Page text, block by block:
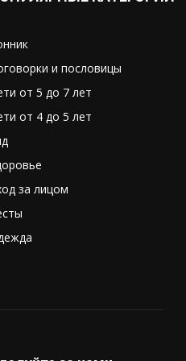
и пословицы
от 5 до 7 лет
от 4 до 5 лет
за лицом